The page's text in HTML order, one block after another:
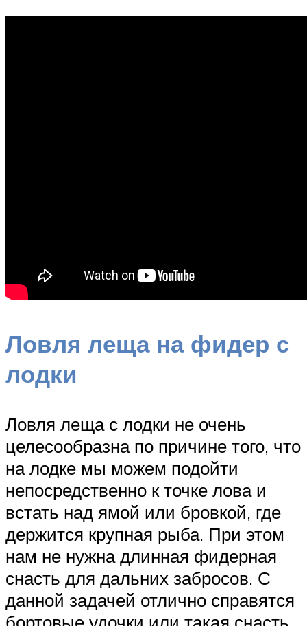
Ловля леща на фидер с
лодки
Ловля леща с лодки не очень
целесообразна по причине того, что
на лодке мы можем подойти
непосредственно к точке лова и
встать над ямой или бровкой, где
держится крупная рыба. При этом
нам не нужна длинная фидерная
снасть для дальних забросов. С
данной задачей отлично справятся